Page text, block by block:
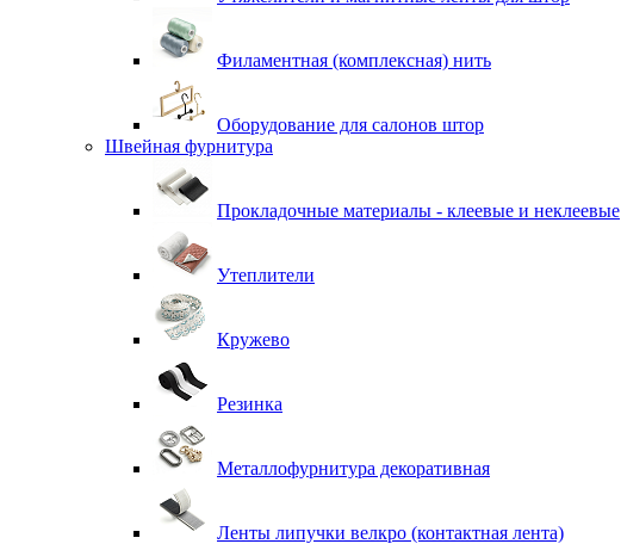
Филаментная (комплексная) нить
Оборудование для салонов штор
Швейная фурнитура
Прокладочные материалы - клеевые и неклеевые
Утеплители
Кружево
Резинка
Металлофурнитура декоративная
Ленты липучки велкро (контактная лента)